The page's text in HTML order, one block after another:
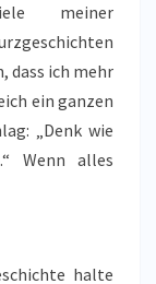
meiner
dass ich mehr
ein ganzen
„Denk wie
Wenn alles
halte